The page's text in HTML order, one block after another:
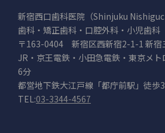
新宿西口歯科医院（Shinjuku
歯科・矯正歯科・口腔外科・小児歯科
〒163-0404 新宿区西新宿2-1-1 新宿
JR・京王電鉄・小田急電鉄・東京メ
6分
都営地下鉄大江戸線「都庁前駅」徒歩
TEL:03-3344-4567